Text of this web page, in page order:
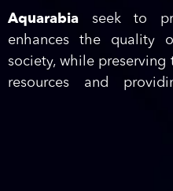
Aquarabia seek to
enhances the quality
society, while
resources and